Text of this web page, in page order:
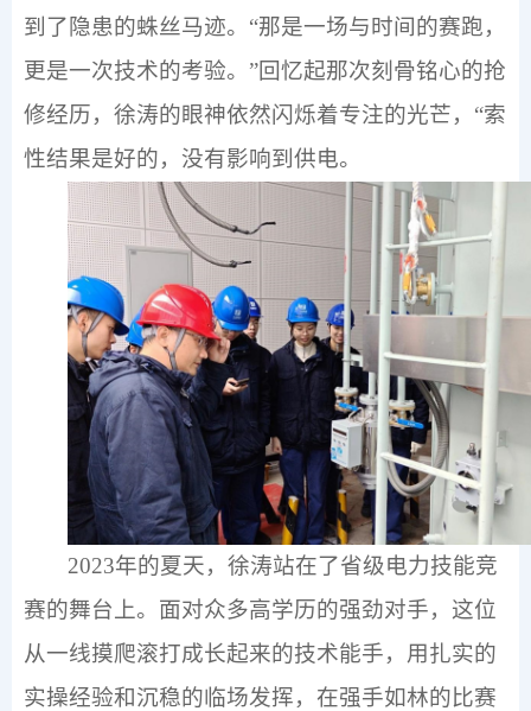
到了隐患的蛛丝马迹。“那是一场与时间的赛跑，
更是一次技术的考验。”回忆起那次刻骨铭心的抢
修经历，徐涛的眼神依然闪烁着专注的光芒，“索
性结果是好的，没有影响到供电。
2023年的夏天，徐涛站在了省级电力技能竞
赛的舞台上。面对众多高学历的强劲对手，这位
从一线摸爬滚打成长起来的技术能手，用扎实的
实操经验和沉稳的临场发挥，在强手如林的比赛